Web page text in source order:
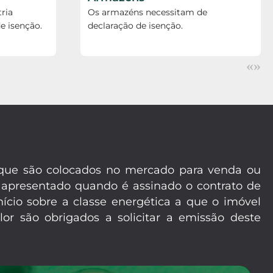
isenção.
Os armazéns necessitam de
declaração de isenção.
«»
são colocados no mercado para venda ou
quando é assinado o contrato de
sobre a classe energética a que o imóvel
são obrigados a solicitar a emissão deste